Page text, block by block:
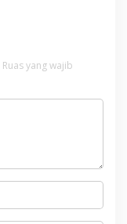
Ruas yang wajib